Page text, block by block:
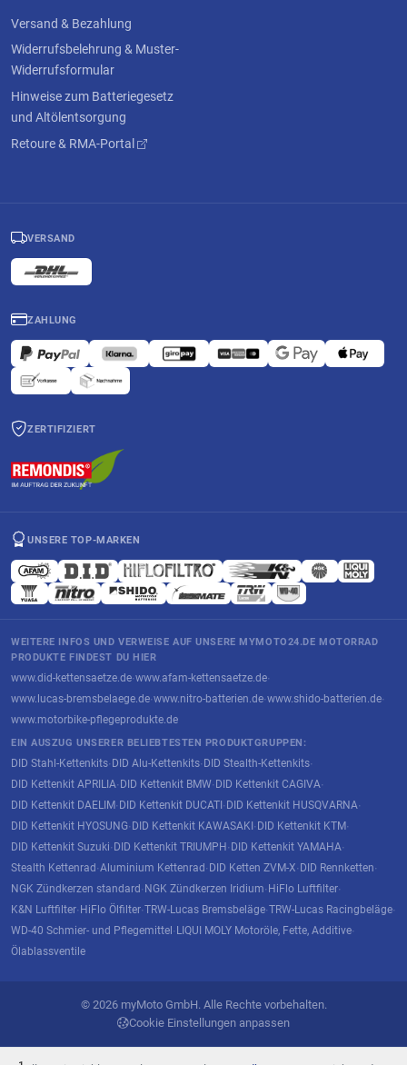
Versand & Bezahlung
Widerrufsbelehrung & Muster-
Widerrufsformular
Hinweise zum Batteriegesetz
und Altölentsorgung
Retoure & RMA-Portal
VERSAND
ZAHLUNG
ZERTIFIZIERT
UNSERE TOP-MARKEN
WEITERE INFOS UND VERWEISE AUF UNSERE MYMOTO24.DE MOTORRAD
PRODUKTE FINDEST DU HIER
www.did-kettensaetze.de·www.afam-kettensaetze.de·
www.lucas-bremsbelaege.de·www.nitro-batterien.de·www.shido-batterien.de·
www.motorbike-pflegeprodukte.de
EIN AUSZUG UNSERER BELIEBTESTEN PRODUKTGRUPPEN:
DID Stahl-Kettenkits· DID Alu-Kettenkits· DID Stealth-Kettenkits·
DID Kettenkit APRILIA· DID Kettenkit BMW· DID Kettenkit CAGIVA·
DID Kettenkit DAELIM· DID Kettenkit DUCATI· DID Kettenkit HUSQVARNA·
DID Kettenkit HYOSUNG· DID Kettenkit KAWASAKI· DID Kettenkit KTM·
DID Kettenkit Suzuki· DID Kettenkit TRIUMPH· DID Kettenkit YAMAHA·
Stealth Kettenrad·Aluminium Kettenrad· DID Ketten ZVM-X· DID Rennketten·
NGK Zündkerzen standard· NGK Zündkerzen Iridium· HiFlo Luftfilter·
K&N Luftfilter· HiFlo Ölfilter·TRW-Lucas Bremsbeläge·TRW-Lucas Racingbeläge·
WD-40 Schmier- und Pflegemittel· LIQUI MOLY Motoröle, Fette, Additive·
Ölablassventile
© 2026 myMoto GmbH. Alle Rechte vorbehalten.
Cookie Einstellungen anpassen